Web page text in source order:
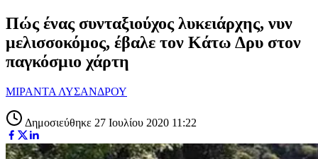
Πώς ένας συνταξιούχος λυκειάρχης, νυν
μελισσοκόμος, έβαλε τον Κάτω Δρυ στον
παγκόσμιο χάρτη
ΜΙΡΑΝΤΑ ΛΥΣΑΝΔΡΟΥ
Δημοσιεύθηκε 27 Ιουλίου 2020 11:22